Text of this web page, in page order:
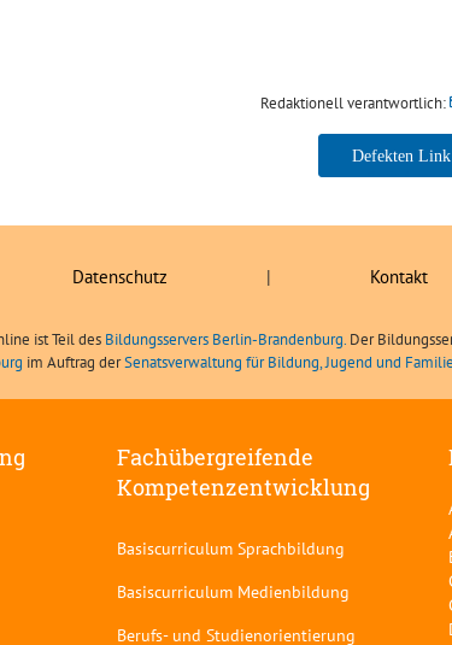
Redaktionell verantwortlich:
Boris
Datenschutz | Kontakt
ist Teil des Bildungsservers Berlin-Brandenburg. Der
im Auftrag derSenatsverwaltung für Bildung, Jugend und Familie
Fachübergreifende
Kompetenzentwicklung
Basiscurriculum Sprachbildung
Basiscurriculum Medienbildung
Berufs- und Studienorientierung